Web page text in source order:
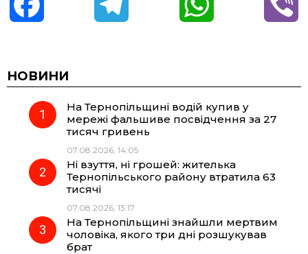
c
e
o
k
e
r
a
t
A
НОВИНИ
На Тернопільщині водій купив у
мережі фальшиве посвідчення за 27
тисяч гривень
07.08.2026, 14:05
Ні взуття, ні грошей: жителька
Тернопільського району втратила 63
тисячі
07.08.2026, 13:17
На Тернопільщині знайшли мертвим
чоловіка, якого три дні розшукував
брат